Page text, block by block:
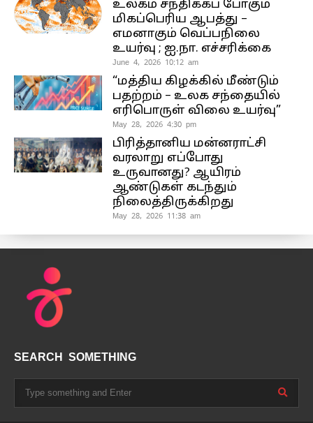
உலகம் சந்திக்கப் போகும்
மிகப்பெரிய ஆபத்து –
எமனாகும் வெப்பநிலை
உயர்வு ; ஐ.நா. எச்சரிக்கை
June 4, 2026 10:12 am
“மத்திய கிழக்கில் மீண்டும்
பதற்றம் – உலக சந்தையில்
எரிபொருள் விலை உயர்வு”
May 28, 2026 4:30 pm
பிரித்தானிய மன்னராட்சி
வரலாறு எப்போது
உருவானது? ஆயிரம்
ஆண்டுகள் கடந்தும்
நிலைத்திருக்கிறது
May 28, 2026 11:38 am
SEARCH SOMETHING